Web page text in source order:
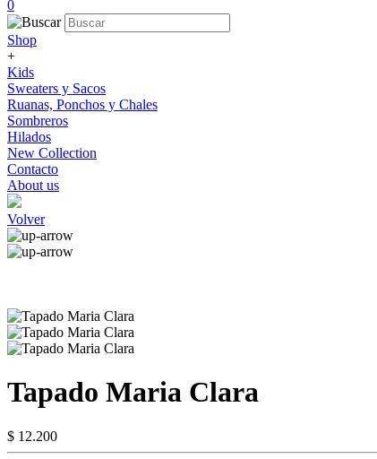
0
Shop
+
Kids
Sweaters y Sacos
Ruanas, Ponchos y Chales
Sombreros
Hilados
New Collection
Contacto
About us
Volver
Tapado Maria Clara
$ 12.200